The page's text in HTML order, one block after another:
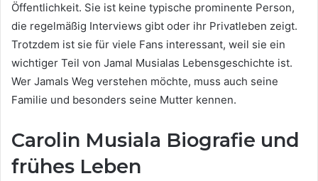
Öffentlichkeit. Sie ist keine typische prominente Person,
die regelmäßig Interviews gibt oder ihr Privatleben zeigt.
Trotzdem ist sie für viele Fans interessant, weil sie ein
wichtiger Teil von Jamal Musialas Lebensgeschichte ist.
Wer Jamals Weg verstehen möchte, muss auch seine
Familie und besonders seine Mutter kennen.
Carolin Musiala Biografie und
frühes Leben